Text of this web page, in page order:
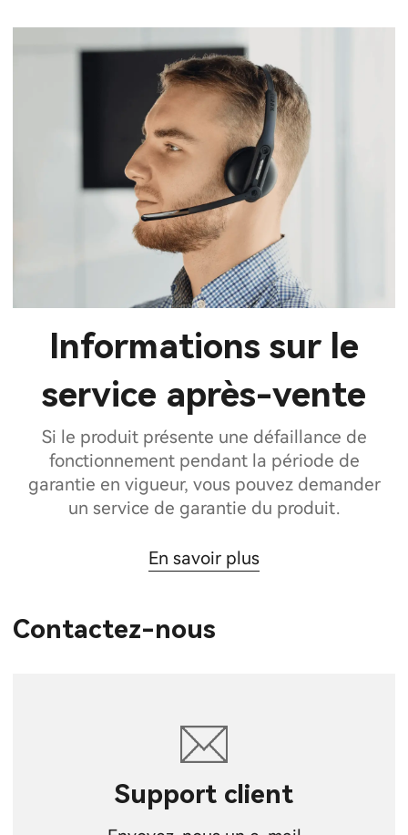
Informations sur le
service après-vente
Si le produit présente une défaillance de
fonctionnement pendant la période de
garantie en vigueur, vous pouvez demander
un service de garantie du produit.
En savoir plus
Contactez-nous
Support client